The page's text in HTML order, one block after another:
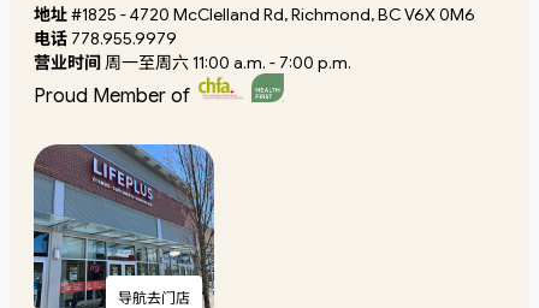
地址#1825 - 4720 McClelland Rd, Richmond, BC V6X 0M6
电话 778.955.9979
营业时间 周一至周六 11:00 a.m. - 7:00 p.m.
Proud Member of
导航去门店